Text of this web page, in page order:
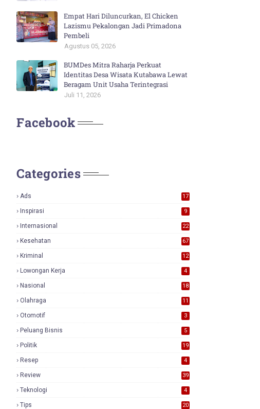
Empat Hari Diluncurkan, El Chicken
Lazismu Pekalongan Jadi Primadona
Pembeli
Agustus 05, 2026
BUMDes Mitra Raharja Perkuat
Identitas Desa Wisata Kutabawa Lewat
Beragam Unit Usaha Terintegrasi
Juli 11, 2026
Facebook
Categories
Ads
17
Inspirasi 9
Internasional 22
Kesehatan 67
Kriminal 12
Lowongan Kerja 4
Nasional
18
Olahraga 11
Otomotif 3
Peluang Bisnis 5
Politik 19
Resep 4
Review
39
Teknologi 4
Tips 20